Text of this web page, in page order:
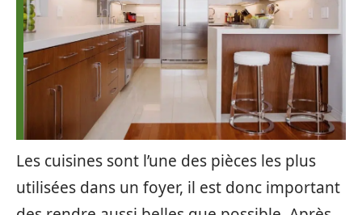
Les cuisines sont l’une des pièces les plus
utilisées dans un foyer, il est donc important